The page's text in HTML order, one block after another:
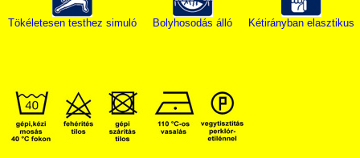
Tökéletesen testhez simuló Bolyhosodás álló Kétirányban elasztikus